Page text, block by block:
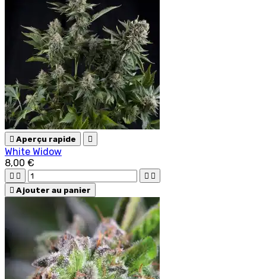
 Aperçu rapide 
White Widow
8,00 €
   
 Ajouter au panier